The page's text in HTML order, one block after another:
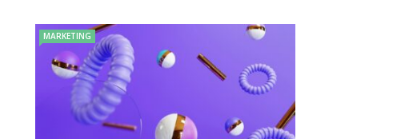
MARKETING